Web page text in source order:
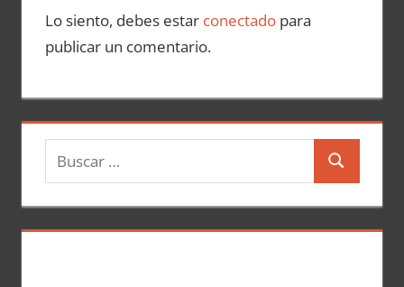
Lo siento, debes estar conectadopara
publicar un comentario.
u
s
c
s